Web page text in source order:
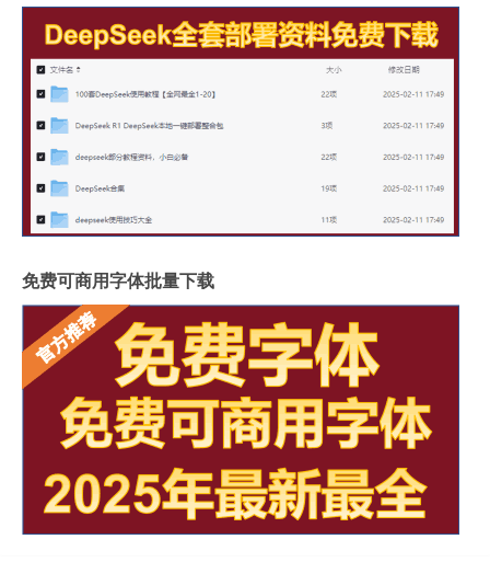
免费可商用字体批量下载